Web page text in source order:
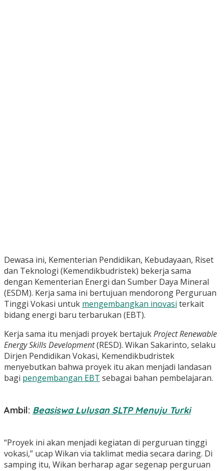
Dewasa ini, Kementerian Pendidikan, Kebudayaan, Riset
dan Teknologi (Kemendikbudristek) bekerja sama
dengan Kementerian Energi dan Sumber Daya Mineral
(ESDM). Kerja sama ini bertujuan mendorong Perguruan
Tinggi Vokasi untuk mengembangkan inovasi terkait
bidang energi baru terbarukan (EBT).
Kerja sama itu menjadi proyek bertajukProject Renewable
Energy Skills Development(RESD). Wikan Sakarinto, selaku
Dirjen Pendidikan Vokasi, Kemendikbudristek
menyebutkan bahwa proyek itu akan menjadi landasan
bagi pengembangan EBT sebagai bahan pembelajaran.
Ambil: Beasiswa Lulusan SLTP Menuju Turki
“Proyek ini akan menjadi kegiatan di perguruan tinggi
vokasi,” ucap Wikan via taklimat media secara daring. Di
samping itu, Wikan berharap agar segenap perguruan